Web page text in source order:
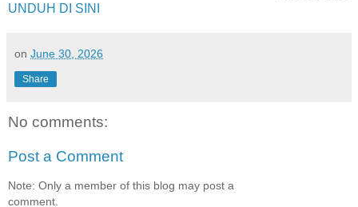
UNDUH DI SINI
on June 30, 2026
Share
No comments:
Post a Comment
Note: Only a member of this blog may post a
comment.